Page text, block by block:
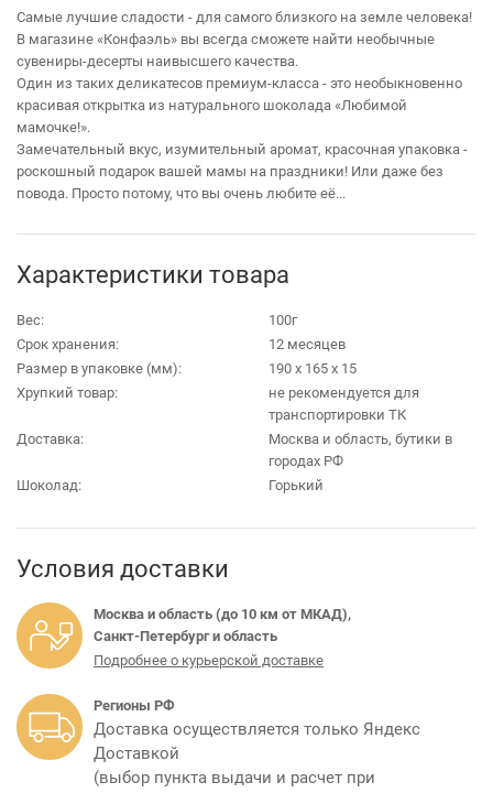
Самые лучшие сладости - для самого близкого на земле человека!
В магазине «Конфаэль» вы всегда сможете найти необычные
сувениры-десерты наивысшего качества.
Один из таких деликатесов премиум-класса - это необыкновенно
красивая открытка из натурального шоколада «Любимой
мамочке!».
Замечательный вкус, изумительный аромат, красочная упаковка -
роскошный подарок вашей мамы на праздники! Или даже без
повода. Просто потому, что вы очень любите её...
Характеристики товара
Вес:
100г
Срок хранения:
12 месяцев
Размер в упаковке (мм):
190 х 165 х 15
Хрупкий товар:
не рекомендуется для
транспортировки ТК
Доставка:
Москва и область, бутики в
городах РФ
Шоколад:
Горький
Условия доставки
Москва и область (до 10 км от МКАД),
Санкт-Петербург и область
Подробнее о курьерской доставке
Регионы РФ
Доставка осуществляется только Яндекс
Доставкой
(выбор пункта выдачи и расчет при